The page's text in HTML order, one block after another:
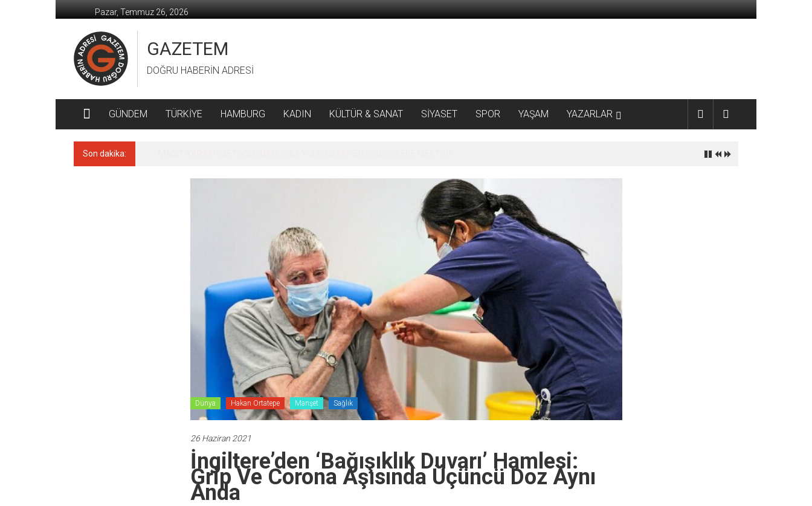
geç
Pazar, Temmuz 26, 2026
GAZETEM
DOĞRU HABERİN ADRESİ
GÜNDEM TÜRKİYE HAMBURG KADIN KÜLTÜR & SANAT SİYASET SPOR YAŞAM YAZARLAR
Son dakika:
Dünya Hakan Ortatepe Manşet Sağlık
26 Haziran 2021
İngiltere’den ‘bağışıklık Duvarı’ Hamlesi:
Grip Ve Corona Aşısında Üçüncü Doz Aynı
Anda